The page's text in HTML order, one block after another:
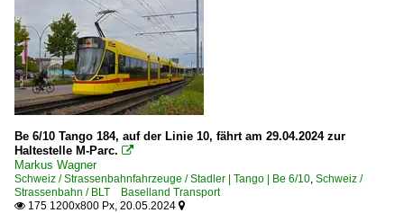
Be 6/10 Tango 184, auf der Linie 10, fährt am 29.04.2024 zur
Haltestelle M-Parc. 
Markus Wagner
Schweiz / Strassenbahnfahrzeuge / Stadler | Tango | Be 6/10, Schweiz /
Strassenbahn / BLT Baselland Transport
 175 1200x800 Px, 20.05.2024 